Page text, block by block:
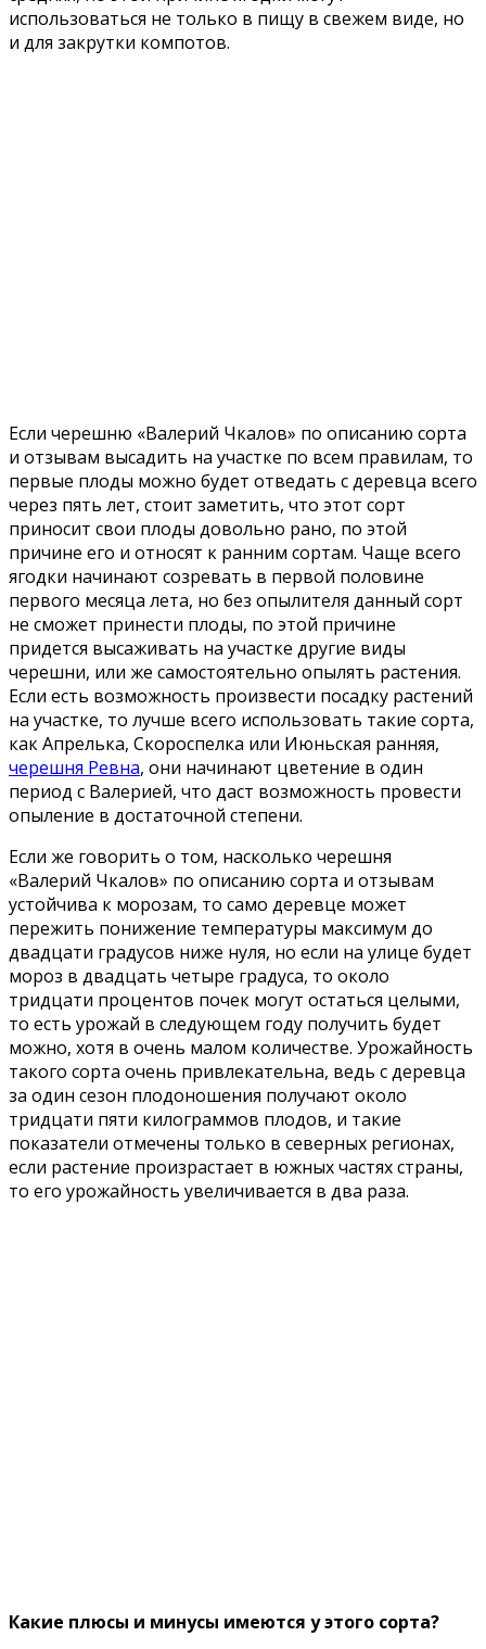
использоваться не только в пищу в свежем виде, но
и для закрутки компотов.
Если черешню «Валерий Чкалов» по описанию сорта
и отзывам высадить на участке по всем правилам, то
первые плоды можно будет отведать с деревца всего
через пять лет, стоит заметить, что этот сорт
приносит свои плоды довольно рано, по этой
причине его и относят к ранним сортам. Чаще всего
ягодки начинают созревать в первой половине
первого месяца лета, но без опылителя данный сорт
не сможет принести плоды, по этой причине
придется высаживать на участке другие виды
черешни, или же самостоятельно опылять растения.
Если есть возможность произвести посадку растений
на участке, то лучше всего использовать такие сорта,
как Апрелька, Скороспелка или Июньская ранняя,
черешня Ревна, они начинают цветение в один
период с Валерией, что даст возможность провести
опыление в достаточной степени.
Если же говорить о том, насколько черешня
«Валерий Чкалов» по описанию сорта и отзывам
устойчива к морозам, то само деревце может
пережить понижение температуры максимум до
двадцати градусов ниже нуля, но если на улице будет
мороз в двадцать четыре градуса, то около
тридцати процентов почек могут остаться целыми,
то есть урожай в следующем году получить будет
можно, хотя в очень малом количестве. Урожайность
такого сорта очень привлекательна, ведь с деревца
за один сезон плодоношения получают около
тридцати пяти килограммов плодов, и такие
показатели отмечены только в северных регионах,
если растение произрастает в южных частях страны,
то его урожайность увеличивается в два раза.
Какие плюсы и минусы имеются у этого сорта?